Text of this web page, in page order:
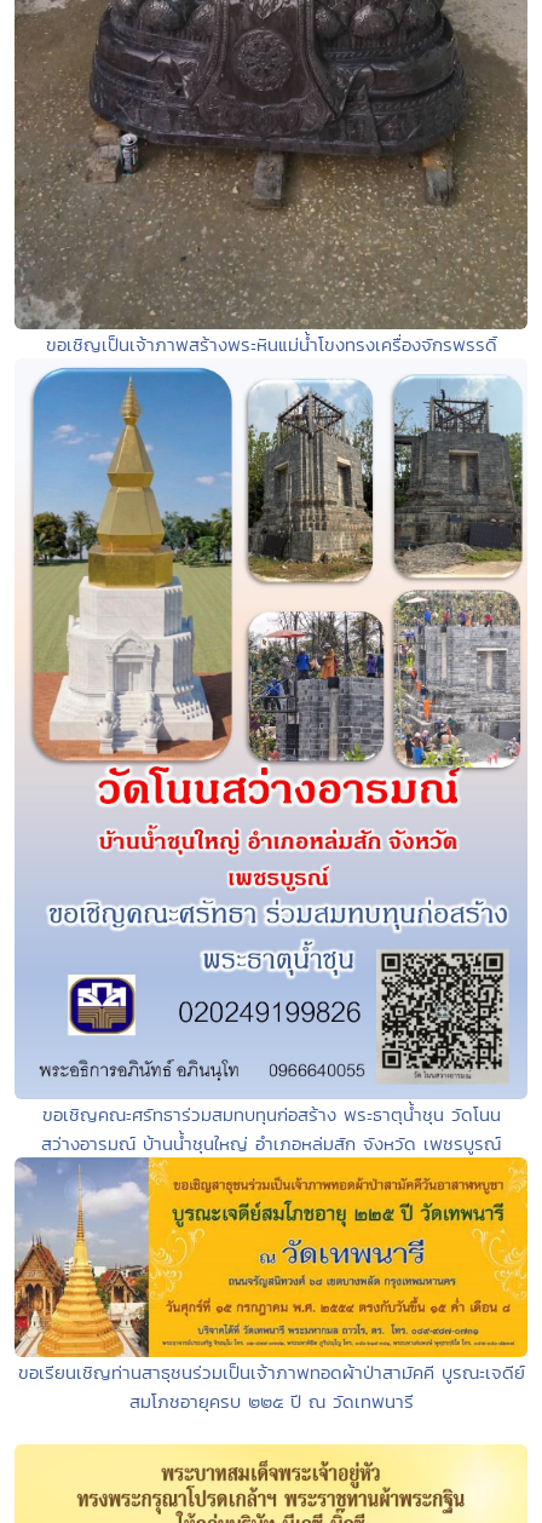
ขอเชิญเป็นเจ้าภาพสร้างพระหินแม่น้ำโขงทรงเครื่องจักรพรรดิ์
ขอเชิญคณะศรัทธาร่วมสมทบทุนก่อสร้าง พระธาตุน้ำชุน วัดโนน
สว่างอารมณ์ บ้านน้ำชุนใหญ่ อำเภอหล่มสัก จังหวัด เพชรบูรณ์
ขอเรียนเชิญท่านสาธุชนร่วมเป็นเจ้าภาพทอดผ้าป่าสามัคคี บูรณะเจดีย์
สมโภชอายุครบ ๒๒๕ ปี ณ วัดเทพนารี